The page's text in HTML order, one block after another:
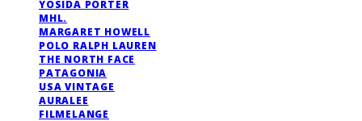
YOSIDA PORTER
MHL.
MARGARET HOWELL
POLO RALPH LAUREN
THE NORTH FACE
PATAGONIA
USA VINTAGE
AURALEE
FILMELANGE